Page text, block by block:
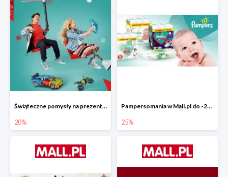
Świąteczne pomysły na prezenty od LEGO w Mall.pl do -20%
20%
Pampersomania w Mall.pl do -25%
25%